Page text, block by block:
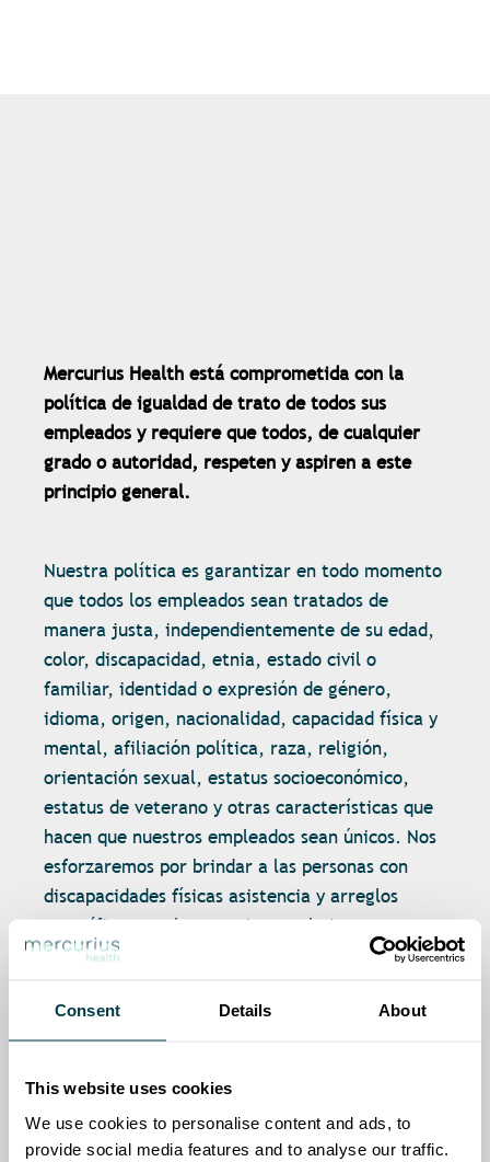
Consent Details About
This website uses cookies
We use cookies to personalise content and ads, to
provide social media features and to analyse our traffic.
Mercurius Health está comprometida con la
política de igualdad de trato de todos sus
empleados y requiere que todos, de cualquier
grado o autoridad, respeten y aspiren a este
principio general.
Nuestra política es garantizar en todo momento
que todos los empleados sean tratados de
manera justa, independientemente de su edad,
color, discapacidad, etnia, estado civil o
familiar, identidad o expresión de género,
idioma, origen, nacionalidad, capacidad física y
mental, afiliación política, raza, religión,
orientación sexual, estatus socioeconómico,
estatus de veterano y otras características que
hacen que nuestros empleados sean únicos. Nos
esforzaremos por brindar a las personas con
discapacidades físicas asistencia y arreglos
específicos que les permitan trabajar para
nosotros donde y cuando sea razonablemente
capital humano es nuestro activo más valioso.
La suma colectiva de las diferencias
individuales, las experiencias de vida, el